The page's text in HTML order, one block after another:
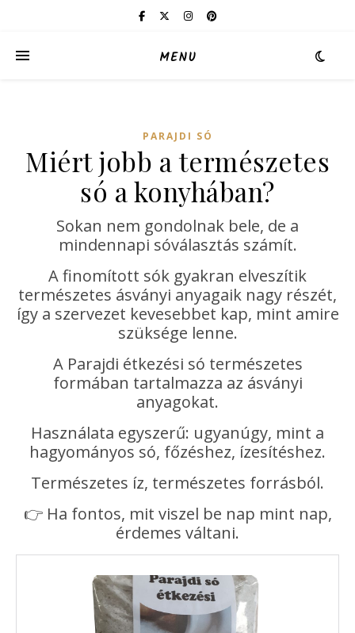
MENU
PARAJDI SÓ
Miért jobb a természetes
só a konyhában?
Sokan nem gondolnak bele, de a
mindennapi sóválasztás számít.
A finomított sók gyakran elveszítik
természetes ásványi anyagaik nagy részét,
így a szervezet kevesebbet kap, mint amire
szüksége lenne.
A Parajdi étkezési só természetes
formában tartalmazza az ásványi
anyagokat.
Használata egyszerű: ugyanúgy, mint a
hagyományos só, főzéshez, ízesítéshez.
Természetes íz, természetes forrásból.
👉 Ha fontos, mit viszel be nap mint nap,
érdemes váltani.